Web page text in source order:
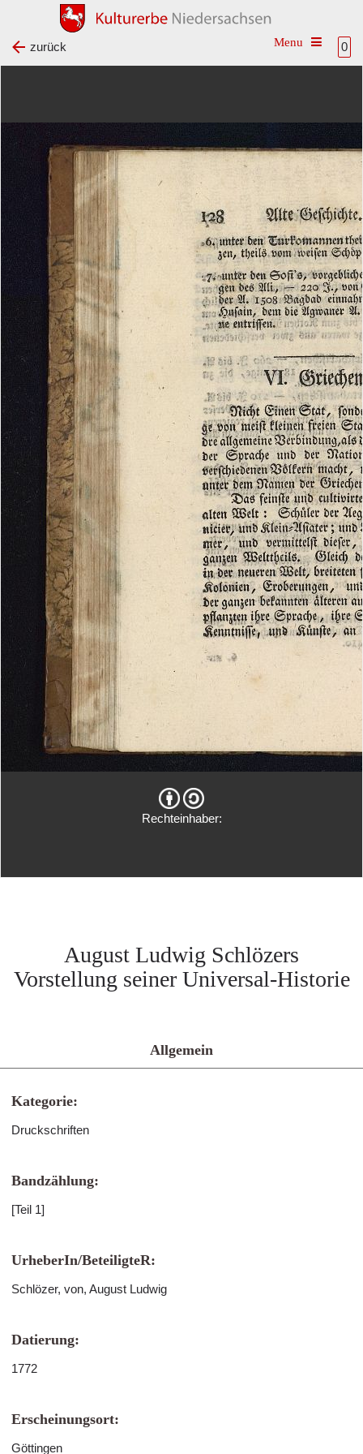
0
Toggle
zurück
Rechteinhaber:
August Ludwig Schlözers
Vorstellung seiner Universal-Historie
Allgemein
Kategorie:
Druckschriften
Bandzählung:
[Teil 1]
UrheberIn/BeteiligteR:
Schlözer, von, August Ludwig
Datierung:
1772
Erscheinungsort:
Göttingen